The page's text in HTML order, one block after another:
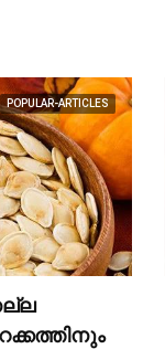
POPULAR-ARTICLES